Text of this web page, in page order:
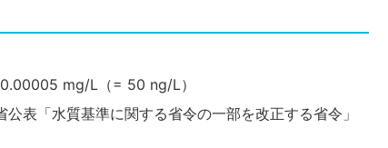
mg/L（= 50 ng/L）
表「水質基準に関する省令の一部を改正する省令」